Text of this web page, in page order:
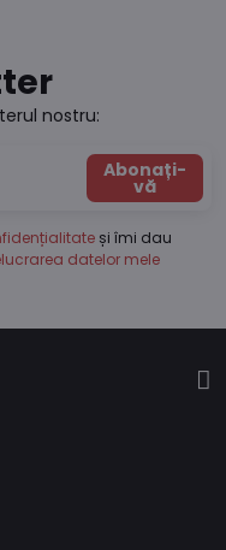
nostru:
Abonați-
vă
și îmi dau
datelor mele